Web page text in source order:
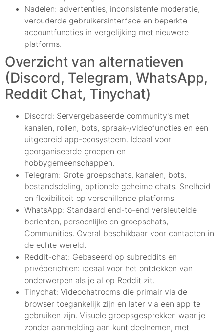
Nadelen: advertenties, inconsistente moderatie,
verouderde gebruikersinterface en beperkte
accountfuncties in vergelijking met nieuwere
platforms.
Overzicht van alternatieven
(Discord, Telegram, WhatsApp,
Reddit Chat, Tinychat)
Discord: Servergebaseerde community's met
kanalen, rollen, bots, spraak-/videofuncties en een
uitgebreid app-ecosysteem. Ideaal voor
georganiseerde groepen en
hobbygemeenschappen.
Telegram: Grote groepschats, kanalen, bots,
bestandsdeling, optionele geheime chats. Snelheid
en flexibiliteit op verschillende platforms.
WhatsApp: Standaard end-to-end versleutelde
berichten, persoonlijke en groepschats,
Communities. Overal beschikbaar voor contacten in
de echte wereld.
Reddit-chat: Gebaseerd op subreddits en
privéberichten: ideaal voor het ontdekken van
onderwerpen als je al op Reddit zit.
Tinychat: Videochatrooms die primair via de
browser toegankelijk zijn en later via een app te
gebruiken zijn. Visuele groepsgesprekken waar je
zonder aanmelding aan kunt deelnemen, met